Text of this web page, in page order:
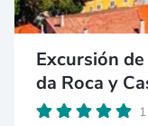
Excursión
da Roca y